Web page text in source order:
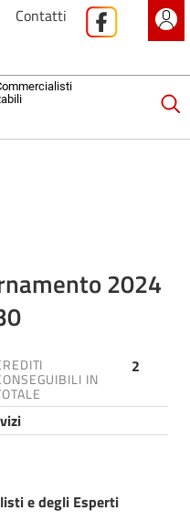
Contatti
2024
IN
2
e degli Esperti